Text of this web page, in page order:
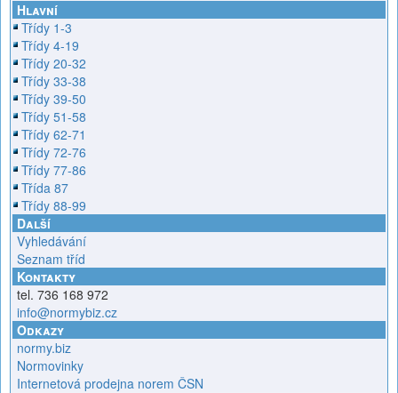
Hlavní
Třídy 1-3
Třídy 4-19
Třídy 20-32
Třídy 33-38
Třídy 39-50
Třídy 51-58
Třídy 62-71
Třídy 72-76
Třídy 77-86
Třída 87
Třídy 88-99
Další
Vyhledávání
Seznam tříd
Kontakty
tel. 736 168 972
info@normybiz.cz
Odkazy
normy.biz
Normovinky
Internetová prodejna norem ČSN